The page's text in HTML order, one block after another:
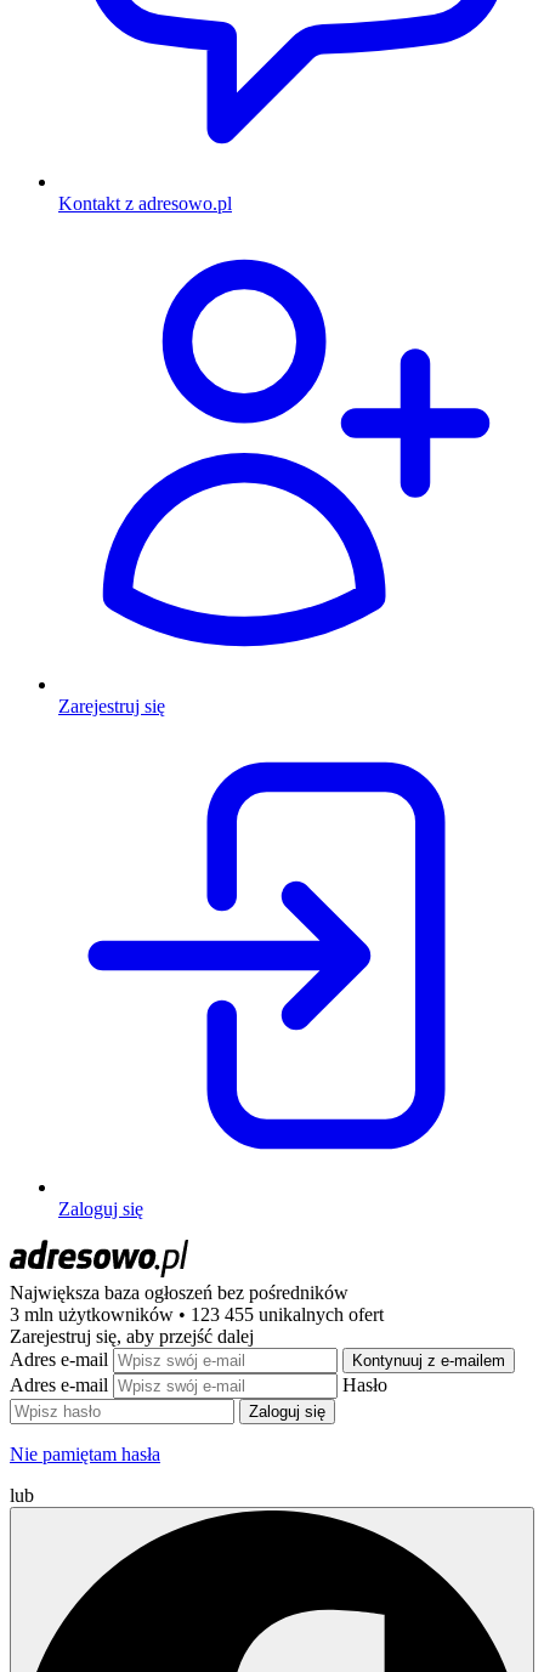
Kontakt z adresowo.pl
Zarejestruj się
Zaloguj się
Największa baza ogłoszeń bez pośredników
3 mln użytkowników • 123 455 unikalnych ofert
Zarejestruj się, aby przejść dalej
Adres e-mail
Kontynuuj z e-mailem
Adres e-mail Hasło
Zaloguj się
Nie pamiętam hasła
lub